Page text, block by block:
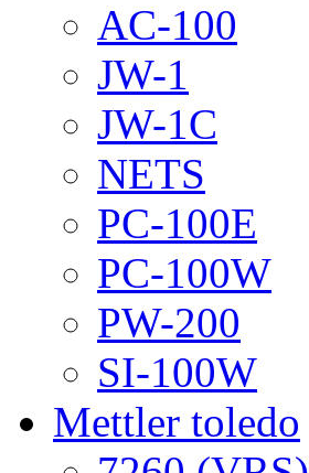
AC-100
JW-1
JW-1C
NETS
PC-100E
PC-100W
PW-200
SI-100W
Mettler toledo